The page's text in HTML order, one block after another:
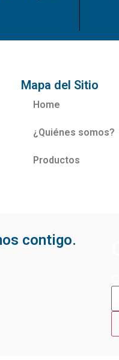
Mapa del Sitio
Home
¿Quiénes somos?
Productos
contigo.